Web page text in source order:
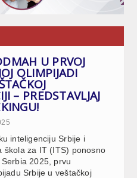
U PRVOJ
OLIMPIJADI
– PREDSTAVLJAJ
inteligenciju Srbije i
škola za IT (ITS) ponosno
2025, prvu
Srbije u veštačkoj